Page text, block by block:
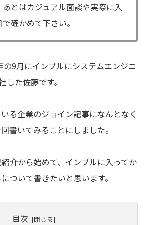
とはカジュアル面談や実際に入
確かめて下さい。
の9月にインプルにシステムエンジニ
した佐藤です。
る企業のジョイン記事になんとなく
書いてみることにしました。
介から始めて、インプルに入ってか
ついて書きたいと思います。
目次